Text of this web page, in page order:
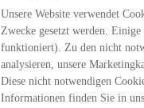
Unsere Website verwendet
Zwecke gesetzt werden.
funktioniert). Zu den nicht
analysieren, unsere
Diese nicht notwendigen
Informationen finden Sie in